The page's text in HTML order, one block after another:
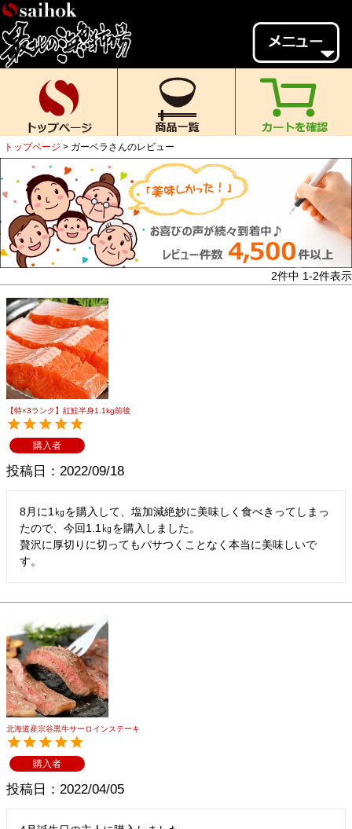
会員様メニュー
ゲスト
様、
いらっしゃいませ。
ご来店ありがとうございます。
新規会員登録
MYページ MYクーポン
ポイント履歴 お気に入り
レビュー投稿 閲覧履歴
当店について
初めての方へ
返品について
メルマガ登録
特定商取引法表示
トップページ ガーベラさんのレビュー
2件中 1-2件表示
【特×3ランク】紅鮭半身1.1kg前後
購入者
投稿日 2022/09/18
8月に1㎏を購入して、塩加減絶妙に美味しく食べきってしまっ
たので、今回1.1㎏を購入しました。
贅沢に厚切りに切ってもパサつくことなく本当に美味しいで
す。
北海道産宗谷黒牛サーロインステーキ
購入者
投稿日 2022/04/05